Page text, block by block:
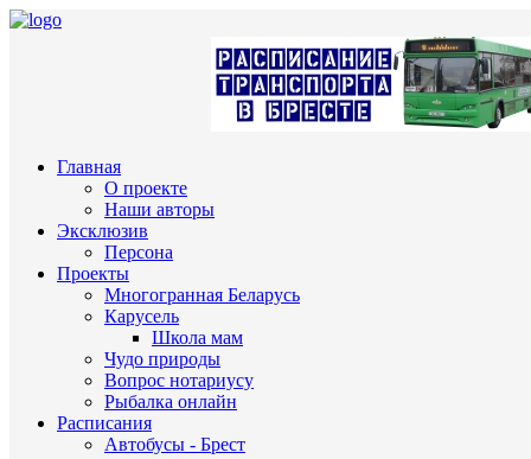
Главная
О проекте
Наши авторы
Эксклюзив
Персона
Проекты
Многогранная Беларусь
Карусель
Школа мам
Чудо природы
Вопрос нотариусу
Рыбалка онлайн
Расписания
Автобусы - Брест